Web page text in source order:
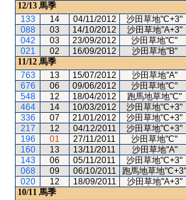
12/13 馬季
133
14 04/11/2012 沙田草地"C+3"
088
03 14/10/2012 沙田草地"A+3"
042
03 23/09/2012 沙田草地"C"
021
02 16/09/2012 沙田草地"B"
11/12 馬季
763
13 15/07/2012 沙田草地"A"
676
06 09/06/2012 沙田草地"C"
548
12 18/04/2012 跑馬地草地"C"
464
14 10/03/2012 沙田草地"C+3"
336
07 21/01/2012 沙田草地"C+3"
217
12 04/12/2011 沙田草地"C+3"
196
01 27/11/2011 沙田草地"C"
160
13 13/11/2011 沙田草地"A"
143
06 05/11/2011 沙田草地"C+3"
068
09 06/10/2011 跑馬地草地"C+3"
020
12 18/09/2011 沙田草地"A+3"
10/11 馬季